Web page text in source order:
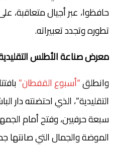
حافظوا، عبر أجيال متعاقبة،
تطوره وتجدد تعبيراته.
معرض صناعة الأطلس
وانطلق“أسبوع القفطان”
التقليدية”، الذي احتضنته دار
سبعة حرفيين، وفتح أمام
الموضة والجمال التي صانتها